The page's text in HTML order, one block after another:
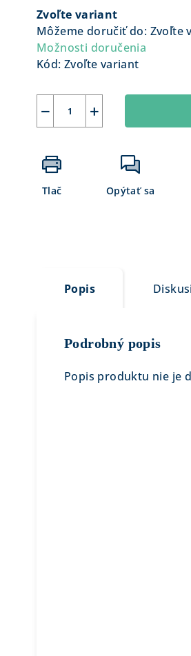
cena:
Zvoľte variant
Môžeme doručiť do: Zvoľte
Možnosti doručenia
Kód: Zvoľte variant
+
−
Tlač Opýtať sa
Popis
Podrobný popis
Popis produktu nie je